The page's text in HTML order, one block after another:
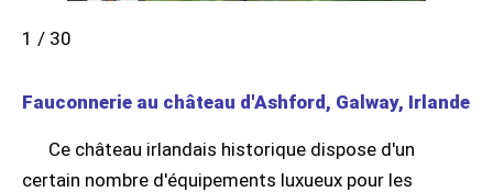
1 / 30
Fauconnerie au château d'Ashford, Galway, Irlande
Ce château irlandais historique dispose d'un
certain nombre d'équipements luxueux pour les